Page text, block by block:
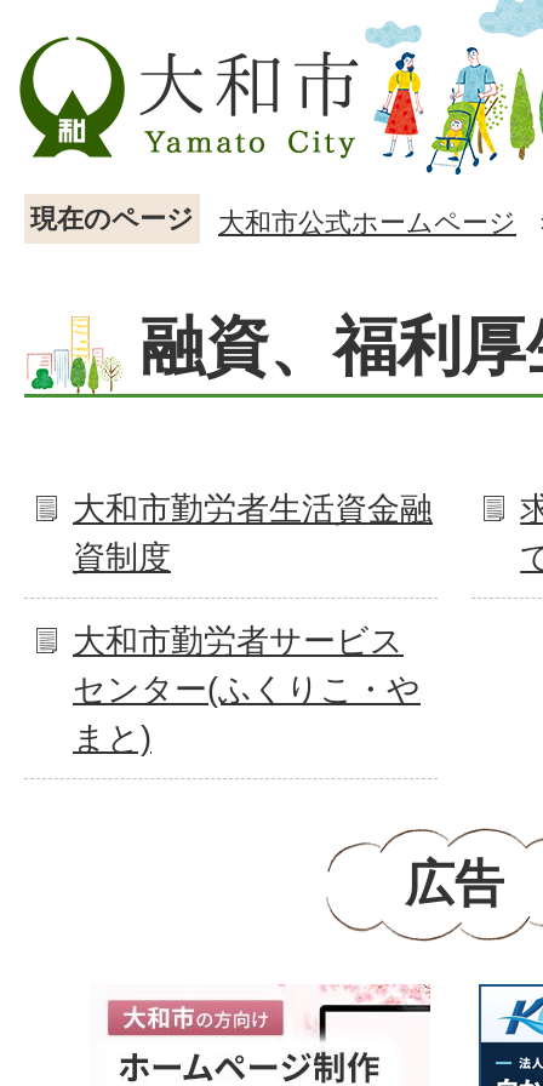
現在のページ 大和市公式ホームページ
融資、福利
大和市勤労者生活資金融
資制度
大和市勤労者サービス
センター(ふくりこ・や
まと)
広告